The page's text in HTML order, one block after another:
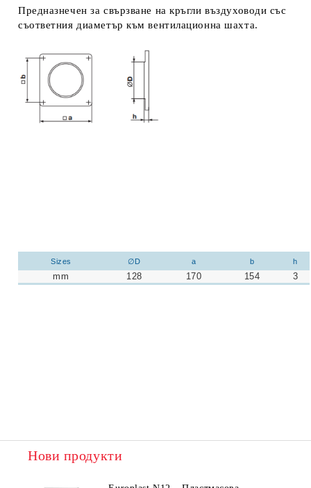
Предназнечен за свързване на кръгли въздуховоди със
съответния диаметър към вентилационна шахта.
Sizes ∅D a b h
mm 128 170 154 3
Нови продукти